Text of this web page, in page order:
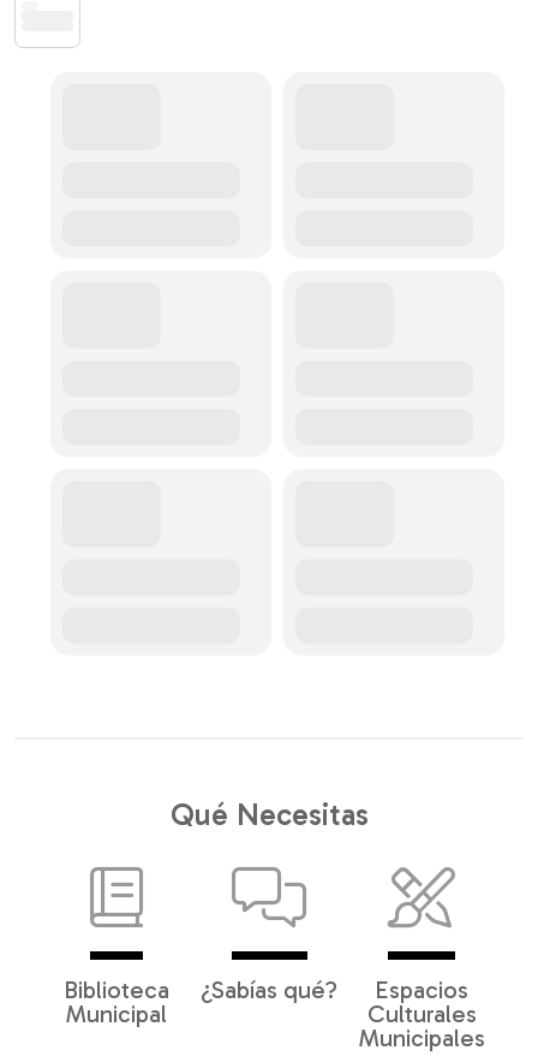
Qué Necesitas
Biblioteca
Municipal
¿Sabías qué?
Espacios
Culturales
Municipales